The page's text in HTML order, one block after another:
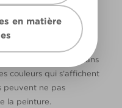
en matière
lumière.
varie selon les écrans
couleurs qui s’affichent
peuvent ne pas
la peinture.